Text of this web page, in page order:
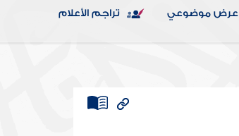
عرض موضوعي تراجم الأعلام